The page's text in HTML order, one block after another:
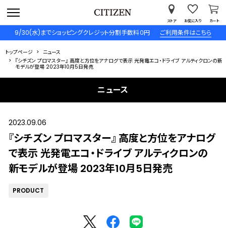
9/30(水)までショッピングクレジット分割手数料０円 ご利用条件はこちら
ストア お気に入り カート
トップページ
ニュース
『シチズン プロマスター』 高度と方位をアナログで表示 光発電エコ・ドライブ アルティクロンの新
モデルが登場 2023年10月5日発売
ニュース
2023.09.06
『シチズン プロマスター』 高度と方位をアナログ
で表示 光発電エコ・ドライブ アルティクロンの
新モデルが登場 2023年10月5日発売
PRODUCT